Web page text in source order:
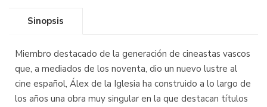
Sinopsis
Miembro destacado de la generación de cineastas vascos
que, a mediados de los noventa, dio un nuevo lustre al
cine español, Álex de la Iglesia ha construido a lo largo de
los años una obra muy singular en la que destacan títulos